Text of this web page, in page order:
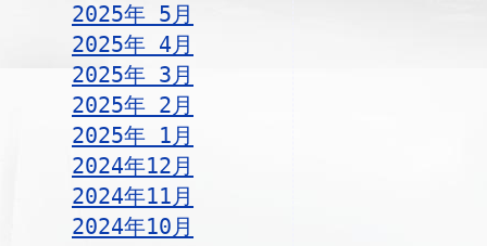
2025年 5月
2025年 4月
2025年 3月
2025年 2月
2025年 1月
2024年12月
2024年11月
2024年10月